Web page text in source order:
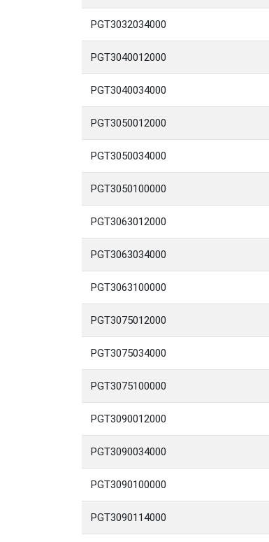
PGT3032034000
PGT3040012000
PGT3040034000
PGT3050012000
PGT3050034000
PGT3050100000
PGT3063012000
PGT3063034000
PGT3063100000
PGT3075012000
PGT3075034000
PGT3075100000
PGT3090012000
PGT3090034000
PGT3090100000
PGT3090114000